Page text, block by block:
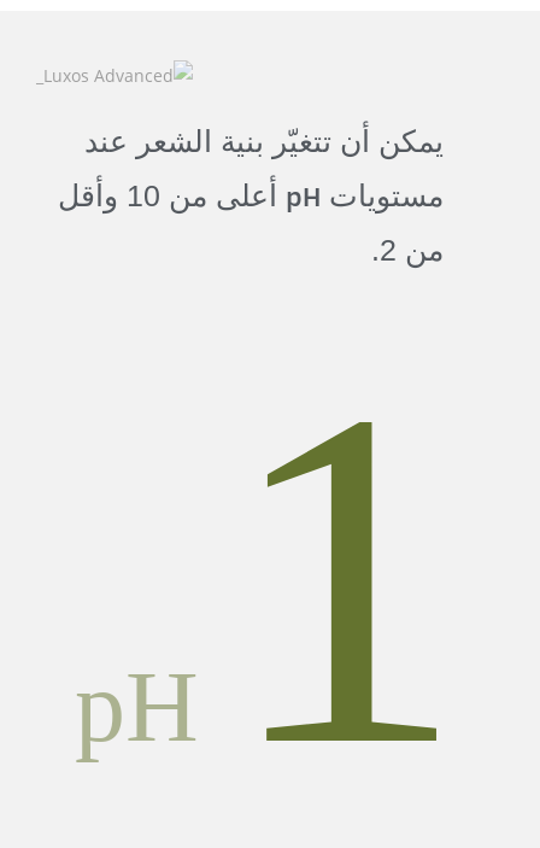
يمكن أن تتغيّر بنية الشعر عند
مستويات pH
أعلى من 10 وأقل
من 2.
pH 1